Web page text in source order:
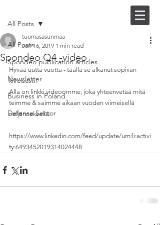
All Posts
Spondeo publication articles
Newsletter
Business in Poland
Defense Sector
All Posts
Spondeo Q4 -video
tuomasasunmaa
Jan 16, 2019 1 min read
Hyvää uutta vuotta - täällä se alkanut sopivan
kiireisesti!
Alla on linkki videoomme, joka yhteenvetää mitä
teimme & saimme aikaan vuoden viimeisellä
neljänneksellä:
https://www.linkedin.com/feed/update/urn:li:activi
ty:6493452019314024448